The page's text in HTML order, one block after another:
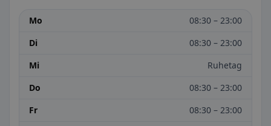
Mo
08:30 – 23:00
Di
08:30 – 23:00
Mi
Ruhetag
Do
08:30 – 23:00
Fr
08:30 – 23:00